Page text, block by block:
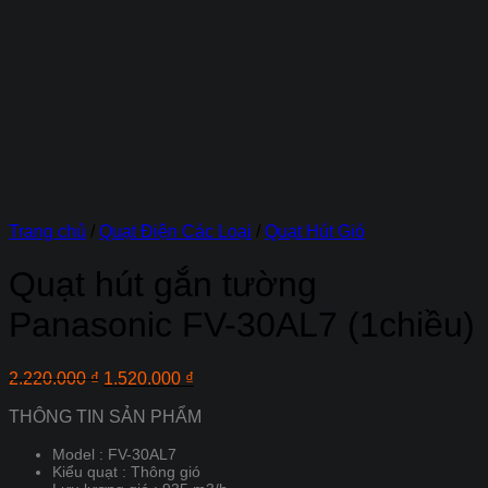
Trang chủ / Quạt Điện Các Loại / Quạt Hút Gió
Quạt hút gắn tường
Panasonic FV-30AL7 (1chiều)
2.220.000₫ Giá
là:
1.520.000 ₫
tại
THÔNG TIN SẢN PHẨM
Model : FV-30AL7
Kiểu quạt : Thông gió